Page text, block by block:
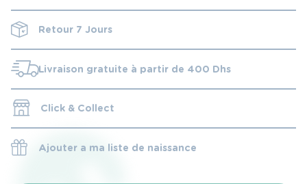
Retour 7 Jours
Livraison gratuite à partir de 400 Dhs
Click & Collect
Ajouter a ma liste de naissance